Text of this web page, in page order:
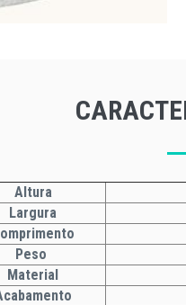
Altura
Largura
Peso
Material